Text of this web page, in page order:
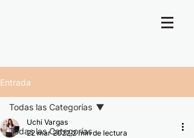
Entrada
Todas las Categorías
Todas las Categorías
Uchi Vargas
22 mar 2022 2 min de lectura